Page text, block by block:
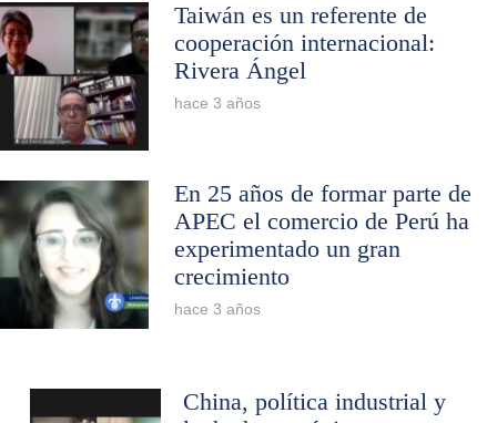
Taiwán es un referente de
cooperación internacional:
Rivera Ángel
hace 3 años
En 25 años de formar parte de
APEC el comercio de Perú ha
experimentado un gran
crecimiento
hace 3 años
China, política industrial y